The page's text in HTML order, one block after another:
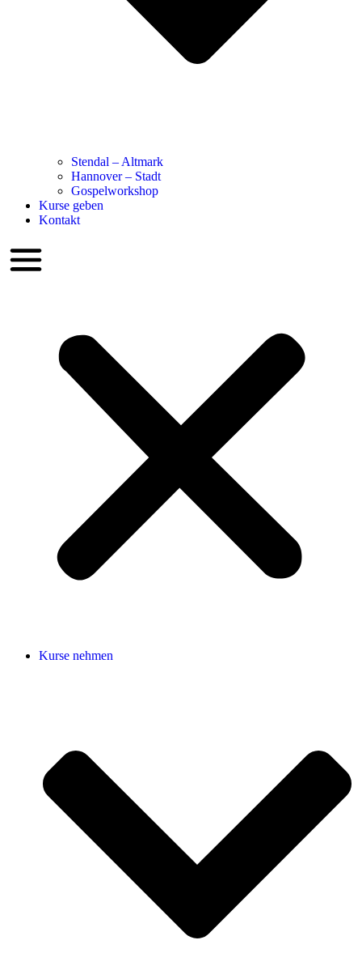
Stendal – Altmark
Hannover – Stadt
Gospelworkshop
Kurse geben
Kontakt
Kurse nehmen